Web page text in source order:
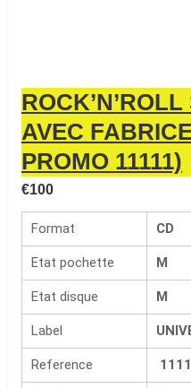
AVEC
PROMO 11111)
€100
Format CD
Etat pochette M
Etat disque M
Label
Reference